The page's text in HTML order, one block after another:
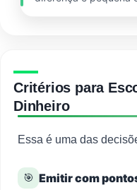
Critérios para
Dinheiro
Essa é uma das
🎯 Emitir com